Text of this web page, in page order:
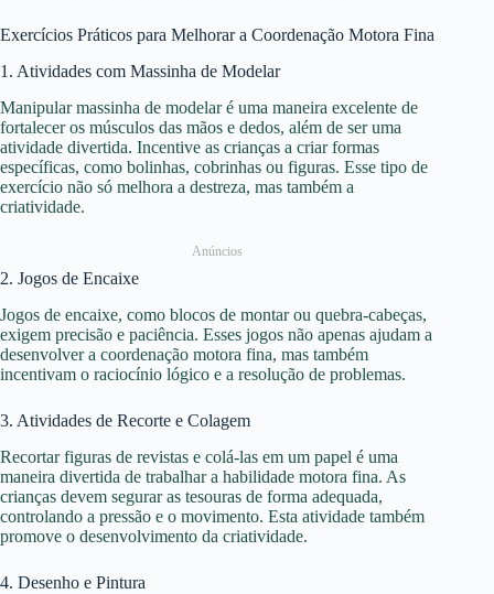
Exercícios Práticos para Melhorar a Coordenação Motora Fina
1. Atividades com Massinha de Modelar
Manipular massinha de modelar é uma maneira excelente de
fortalecer os músculos das mãos e dedos, além de ser uma
atividade divertida. Incentive as crianças a criar formas
específicas, como bolinhas, cobrinhas ou figuras. Esse tipo de
exercício não só melhora a destreza, mas também a
criatividade.
Anúncios
2. Jogos de Encaixe
Jogos de encaixe, como blocos de montar ou quebra-cabeças,
exigem precisão e paciência. Esses jogos não apenas ajudam a
desenvolver a coordenação motora fina, mas também
incentivam o raciocínio lógico e a resolução de problemas.
3. Atividades de Recorte e Colagem
Recortar figuras de revistas e colá-las em um papel é uma
maneira divertida de trabalhar a habilidade motora fina. As
crianças devem segurar as tesouras de forma adequada,
controlando a pressão e o movimento. Esta atividade também
promove o desenvolvimento da criatividade.
4. Desenho e Pintura